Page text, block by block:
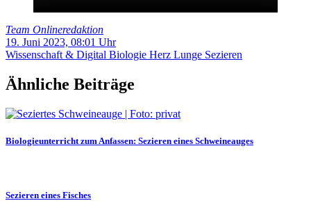
Team Onlineredaktion
19. Juni 2023, 08:01 Uhr
Wissenschaft & Digital Biologie Herz Lunge Sezieren
Ähnliche Beiträge
Biologieunterricht zum Anfassen: Sezieren eines Schweineauges
Sezieren eines Fisches